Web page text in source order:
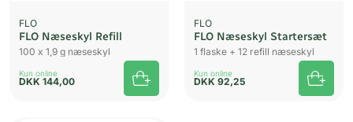
FLO
FLO Næseskyl Refill
100 x 1,9 g næseskyl
Kun online
DKK 144,00
FLO
FLO Næseskyl Startersæt
1 flaske + 12 refill næseskyl
Kun online
DKK 92,25